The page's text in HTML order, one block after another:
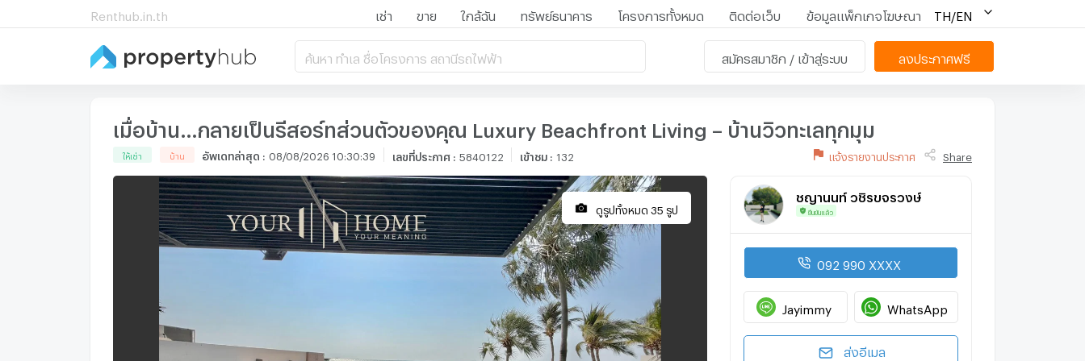
Renthub.in.th เช่า ขาย ใกล้ฉัน ทรัพย์ธนาคาร โครงการทั้งหมด ติดต่อเว็บ ข้อมูลแพ็กเกจโฆษณา TH/EN
ค้นหา ทำเล ชื่อโครงการ สถานีรถไฟฟ้า สมัครสมาชิก / เข้าสู่ระบบ ลงประกาศฟรี
เมื่อบ้าน…กลายเป็นรีสอร์ทส่วนตัวของคุณ Luxury Beachfront Living – บ้านวิวทะเลทุกมุม
ให้เช่า บ้าน อัพเดทล่าสุด : 08/08/2026 10:30:39 เลขที่ประกาศ: 5840122 เข้าชม: 132 แจ้งรายงานประกาศ Share
ดูรูปทั้งหมด 35 รูป
ชญานนท์ วชิรขจรวงษ์
ยืนยันแล้ว
092 990 XXXX
Jayimmy WhatsApp
ส่งอีเมล